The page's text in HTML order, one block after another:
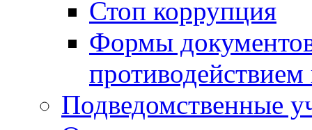
Стоп коррупция
Формы
Подведомственные